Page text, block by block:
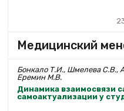
Медицинский
Бонкало Т.И., Шмелева С.В.,
Еремин М.В.
Динамика взаимосвязи
самоактуализации у